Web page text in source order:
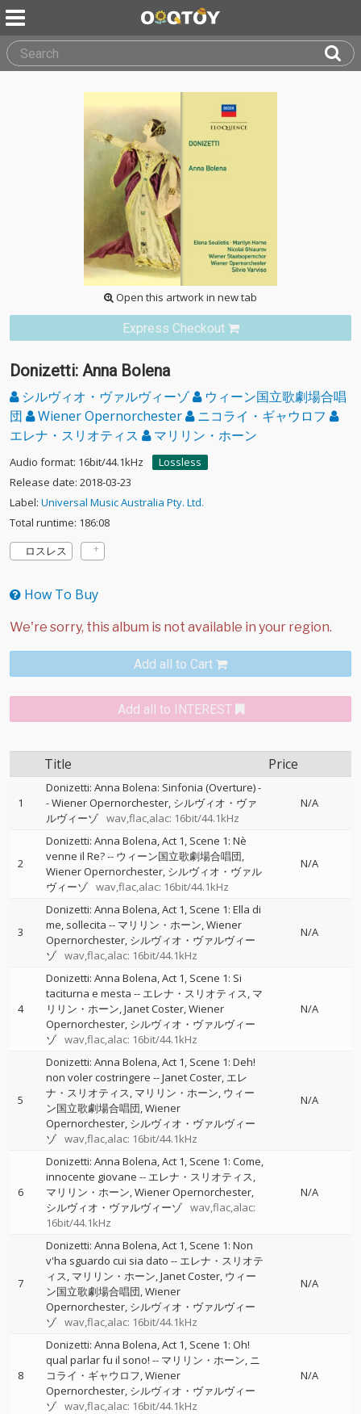
Open this artwork in new tab
Express Checkout
Donizetti: Anna Bolena
シルヴィオ・ヴァルヴィーゾ
ウィーン国立歌劇場合唱
団
Wiener Opernorchester
ニコライ・ギャウロフ
エレナ・スリオティス
マリリン・ホーン
Audio format: 16bit/44.1kHz
Lossless
Release date: 2018-03-23
Label: Universal Music Australia Pty. Ltd.
Total runtime: 186:08
ロスレス
How To Buy
Add all to Cart
Add all to INTEREST
Title Price
1
Donizetti: Anna Bolena: Sinfonia (Overture)-
-Wiener Opernorchester シルヴィオ・ヴァ
ルヴィーゾ wav,flac,alac: 16bit/44.1kHz
N/A
2
Donizetti: Anna Bolena, Act 1, Scene 1: Nè
venne il Re?-- ウィーン国立歌劇場合唱団
Wiener Opernorchester シルヴィオ・ヴァル
ヴィーゾ wav,flac,alac: 16bit/44.1kHz
N/A
3
Donizetti: Anna Bolena, Act 1, Scene 1: Ella di
me, sollecita -- マリリン・ホーン Wiener
Opernorchester シルヴィオ・ヴァルヴィー
ゾ wav,flac,alac: 16bit/44.1kHz
N/A
4
Donizetti: Anna Bolena, Act 1, Scene 1: Si
taciturna e mesta -- エレナ・スリオティス マ
リリン・ホーン Janet Coster Wiener
Opernorchester シルヴィオ・ヴァルヴィー
ゾ wav,flac,alac: 16bit/44.1kHz
N/A
5
Donizetti: Anna Bolena, Act 1, Scene 1: Deh!
non voler costringere --Janet Coster エレ
ナ・スリオティス マリリン・ホーン ウィー
ン国立歌劇場合唱団 Wiener
Opernorchester シルヴィオ・ヴァルヴィー
ゾ wav,flac,alac: 16bit/44.1kHz
N/A
6
Donizetti: Anna Bolena, Act 1, Scene 1: Come,
innocente giovane -- エレナ・スリオティス
マリリン・ホーン Wiener Opernorchester
シルヴィオ・ヴァルヴィーゾ wav,flac,alac:
16bit/44.1kHz
N/A
7
Donizetti: Anna Bolena, Act 1, Scene 1: Non
v'ha sguardo cui sia dato -- エレナ・スリオテ
ィス マリリン・ホーン Janet Coster ウィー
ン国立歌劇場合唱団 Wiener
Opernorchester シルヴィオ・ヴァルヴィー
ゾ wav,flac,alac: 16bit/44.1kHz
N/A
8
Donizetti: Anna Bolena, Act 1, Scene 1: Oh!
qual parlar fu il sono! -- マリリン・ホーン ニ
コライ・ギャウロフ Wiener
Opernorchester シルヴィオ・ヴァルヴィー
ゾ wav,flac,alac: 16bit/44.1kHz
N/A